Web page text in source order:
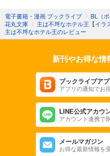
電子書籍・漫画 ブックライブ 〉 BL（
花丸文庫 〉 主は不埒なホテル王【イラ
主は不埒なホテル王のレビュー
新刊やお得な情
ブックライブアプ
アプリの通知でお
LINE公式アカウ
アカウント連携で
メールマガジン
お得な最新情報を